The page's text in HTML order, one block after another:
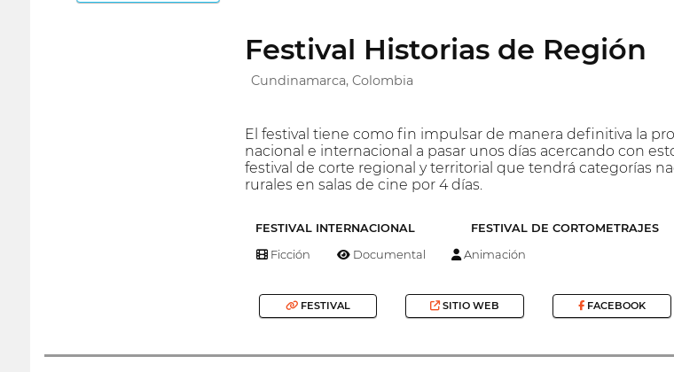
Festival Historias de Región
Cundinamarca, Colombia
El festival tiene como fin impulsar de manera definitiva la
nacional e internacional a pasar unos días acercando con
festival de corte regional y territorial que tendrá categorías
rurales en salas de cine por 4 días.
FESTIVAL INTERNACIONAL FESTIVAL DE CORTOMETRAJES
Ficción Documental Animación
FESTIVAL SITIO WEB FACEBOOK